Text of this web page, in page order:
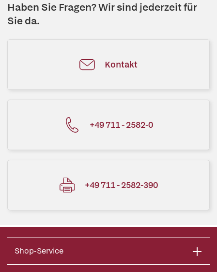
Haben Sie Fragen? Wir sind jederzeit für
Sie da.
Kontakt
+49 711 - 2582-0
+49 711 - 2582-390
Shop-Service